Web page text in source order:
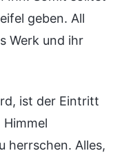
geben. All
Werk und ihr
ist der Eintritt
herrschen. Alles,